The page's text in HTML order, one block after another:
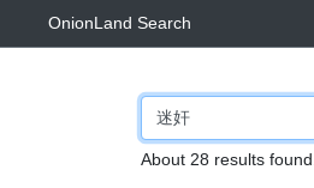
OnionLand Search
About 28 results found.